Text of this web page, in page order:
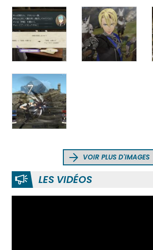
VOIR PLUS D'IMAGES
LES VIDÉOS